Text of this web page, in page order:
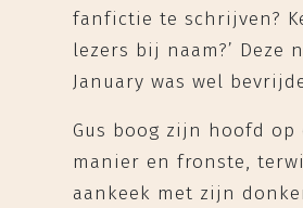
fanfictie te schrijven?
lezers bij naam?’ Deze
January was wel
Gus boog zijn hoofd op
manier en fronste,
aankeek met zijn